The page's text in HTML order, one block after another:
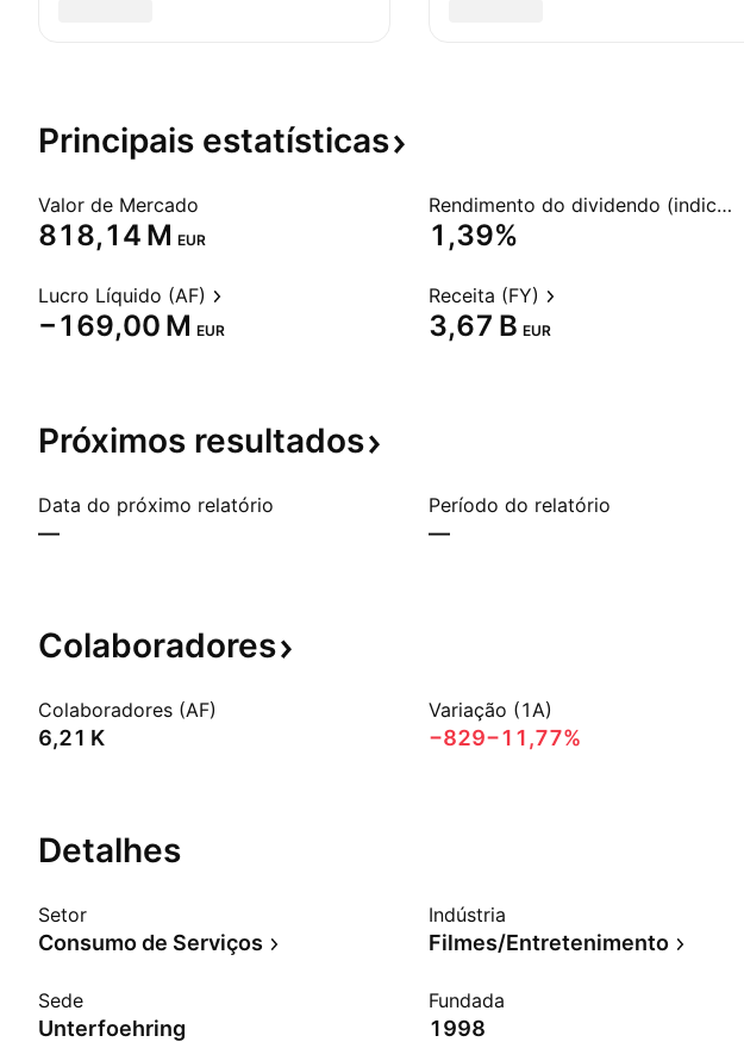
Principais estatísticas
Valor de Mercado
‪818,14 M‬ EUR
Rendimento do dividendo (indicado)
1,39%
Lucro Líquido (AF)
‪−169,00 M‬ EUR
Receita (FY)
‪3,67 B‬ EUR
Próximos resultados
Data do próximo relatório
—
Período do relatório
—
Colaboradores
Colaboradores (AF)
‪6,21 K‬
Variação (1A)
−829−11,77%
Detalhes
Setor
Consumo de Serviços
Indústria
Filmes/Entretenimento
Sede
Unterfoehring
Fundada
1998